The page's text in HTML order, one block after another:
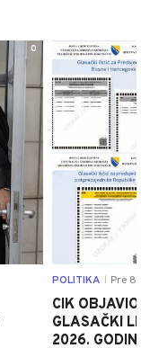
0
POLITIKA Pre 8
CIK
GLASAČKI
2026.